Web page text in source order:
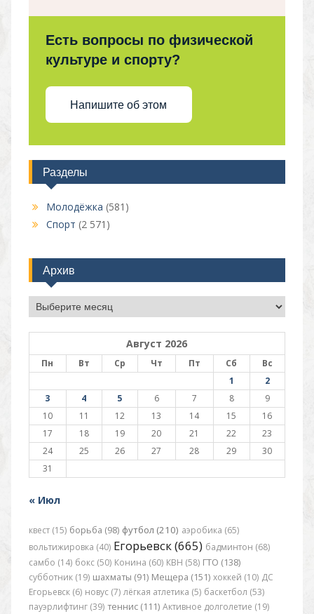
Есть вопросы по физической
культуре и спорту?
Напишите об этом
Разделы
Молодёжка (581)
Спорт (2 571)
Архив
Архив
Август 2026
Пн Вт Ср Чт Пт Сб
Вс
1
2
3
4 5 6 7 8
9
10
11 12 13 14 15
16
17
18 19 20 21 22
23
24
25 26 27 28 29
30
31
« Июл
квест (15) борьба (98) футбол (210) аэробика (65)
вольтижировка (40) Егорьевск (665) бадминтон (68)
самбо (14) бокс (50) Конина (60) КВН (58) ГТО (138)
субботник (19) шахматы (91) Мещера (151) хоккей (10) ДС
Егорьевск (6) новус (7) лёгкая атлетика (5) баскетбол (53)
пауэрлифтинг (39) теннис (111) Активное долголетие (19)